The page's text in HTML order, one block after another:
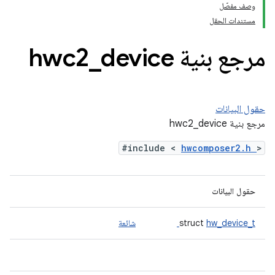
وصف مفصّل
مستندات الحقل
مرجع بنية hwc2 device
حقول البيانات
مرجع بنية hwc2_device
#include < hwcomposer2.h >
حقول البيانات
struct hw_device_t شائعة